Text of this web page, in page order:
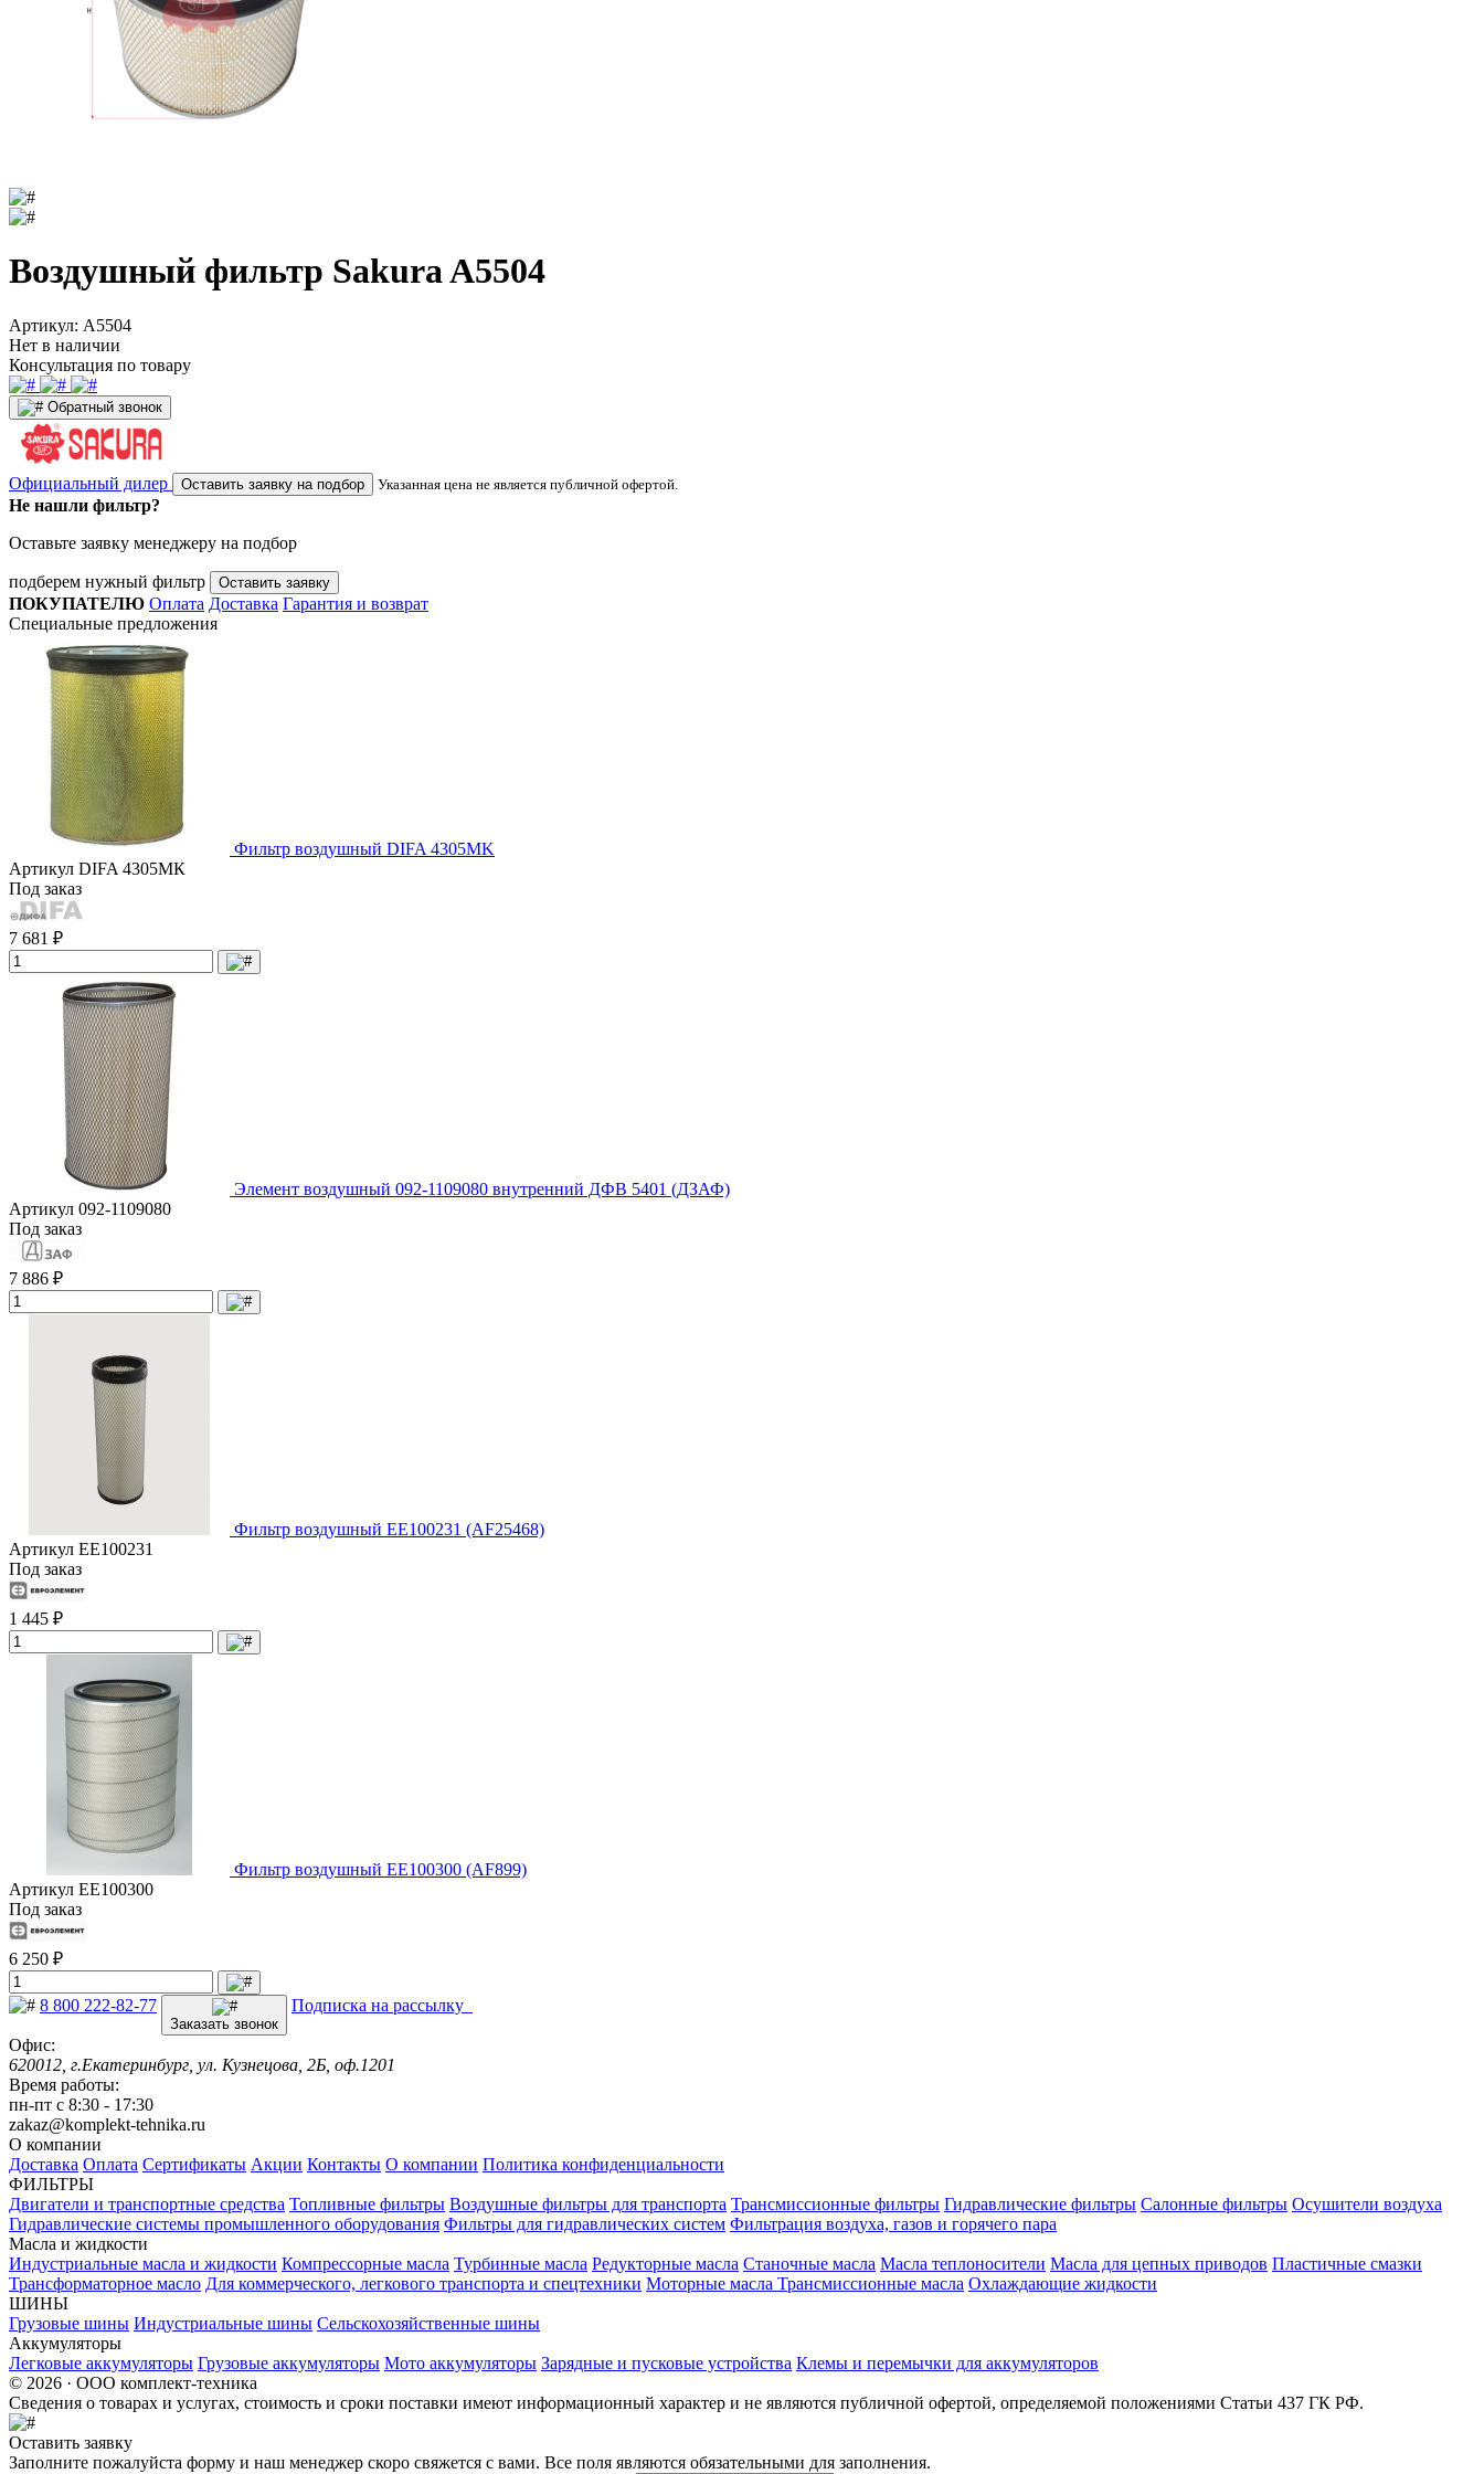
Воздушный фильтр Sakura A5504
Артикул: A5504
Нет в наличии
Консультация по товару
Обратный звонок
Официальный дилер Оставить заявку на подбор Указанная цена не является публичной офертой.
Не нашли фильтр?
Оставьте заявку менеджеру на подбор
подберем нужный фильтр Оставить заявку
ПОКУПАТЕЛЮ Оплата Доставка Гарантия и возврат
Специальные предложения
Фильтр воздушный DIFA 4305МK
Артикул DIFA 4305МК
Под заказ
7 681 ₽
Элемент воздушный 092-1109080 внутренний ДФВ 5401 (ДЗАФ)
Артикул 092-1109080
Под заказ
7 886 ₽
Фильтр воздушный EE100231 (AF25468)
Артикул EE100231
Под заказ
1 445 ₽
Фильтр воздушный EE100300 (AF899)
Артикул EE100300
Под заказ
6 250 ₽
8 800 222-82-77
Заказать звонок
Подписка на рассылку
Офис:
620012, г.Екатеринбург, ул. Кузнецова, 2Б, оф.1201
Время работы:
пн-пт с 8:30 - 17:30
zakaz@komplekt-tehnika.ru
О компании
Доставка Оплата Сертификаты Акции Контакты О компании Политика конфиденциальности
ФИЛЬТРЫ
Двигатели и транспортные средства Топливные фильтры Воздушные фильтры для транспорта Трансмиссионные фильтры Гидравлические фильтры Салонные фильтры Осушители воздуха
Гидравлические системы промышленного оборудования Фильтры для гидравлических систем Фильтрация воздуха, газов и горячего пара
Масла и жидкости
Индустриальные масла и жидкости Компрессорные масла Турбинные масла Редукторные масла Станочные масла Масла теплоносители Масла для цепных приводов Пластичные смазки
Трансформаторное масло Для коммерческого, легкового транспорта и спецтехники Моторные масла Трансмиссионные масла Охлаждающие жидкости
ШИНЫ
Грузовые шины Индустриальные шины Сельскохозяйственные шины
Аккумуляторы
Легковые аккумуляторы Грузовые аккумуляторы Мото аккумуляторы Зарядные и пусковые устройства Клемы и перемычки для аккумуляторов
© 2026 · ООО комплект-техника
Сведения о товарах и услугах, стоимость и сроки поставки имеют информационный характер и не являются публичной офертой, определяемой положениями Статьи 437 ГК РФ.
Оставить заявку
Заполните пожалуйста форму и наш менеджер скоро свяжется с вами. Все поля являются обязательными для заполнения.